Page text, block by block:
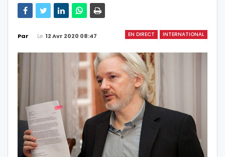
EN DIRECT INTERNATIONAL
Par Le 12 Avr 2020 08:47